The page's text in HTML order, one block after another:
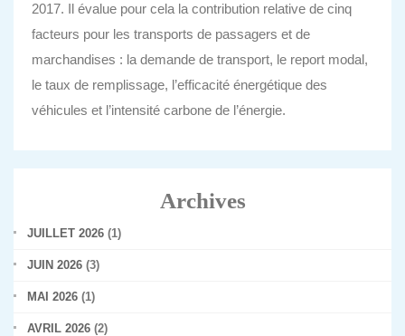
2017. Il évalue pour cela la contribution relative de cinq
facteurs pour les transports de passagers et de
marchandises : la demande de transport, le report modal,
le taux de remplissage, l’efficacité énergétique des
véhicules et l’intensité carbone de l’énergie.
Archives
JUILLET 2026 (1)
JUIN 2026 (3)
MAI 2026 (1)
AVRIL 2026 (2)